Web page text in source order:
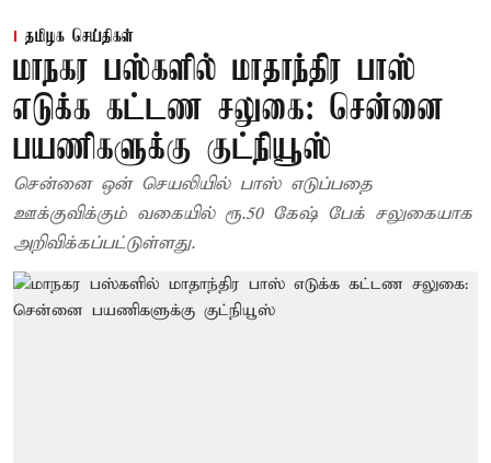
தமிழக செய்திகள்
மாநகர பஸ்களில் மாதாந்திர பாஸ்
எடுக்க கட்டண சலுகை: சென்னை
பயணிகளுக்கு குட்நியூஸ்
சென்னை ஒன் செயலியில் பாஸ் எடுப்பதை
ஊக்குவிக்கும் வகையில் ரூ.50 கேஷ் பேக் சலுகையாக
அறிவிக்கப்பட்டுள்ளது.